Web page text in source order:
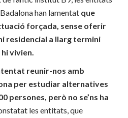
han lamentat que
forçada, sense oferir
residencial a llarg termini
vivien.
reunir-nos amb
per estudiar alternatives
persones, però no se’ns ha
les entitats, que